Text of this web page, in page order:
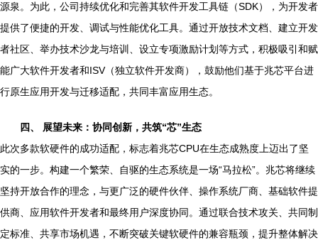
源泉。为此，公司持续优化和完善其软件开发工具链（SDK），为开发者
提供了便捷的开发、调试与性能优化工具。通过开放技术文档、建立开发
者社区、举办技术沙龙与培训、设立专项激励计划等方式，积极吸引和赋
能广大软件开发者和ISV（独立软件开发商），鼓励他们基于兆芯平台进
行原生应用开发与迁移适配，共同丰富应用生态。
四、 展望未来：协同创新，共筑“芯”生态
此次多款软硬件的成功适配，标志着兆芯CPU在生态成熟度上迈出了坚
实的一步。构建一个繁荣、自驱的生态系统是一场“马拉松”。兆芯将继续
坚持开放合作的理念，与更广泛的硬件伙伴、操作系统厂商、基础软件提
供商、应用软件开发者和最终用户深度协同。通过联合技术攻关、共同制
定标准、共享市场机遇，不断突破关键软硬件的兼容瓶颈，提升整体解决